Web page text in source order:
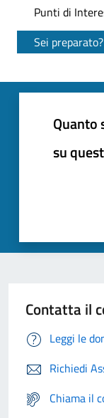
Punti di
Sei preparato?
Quanto
su
Contatta il
Leggi le
Richiedi
Chiama il